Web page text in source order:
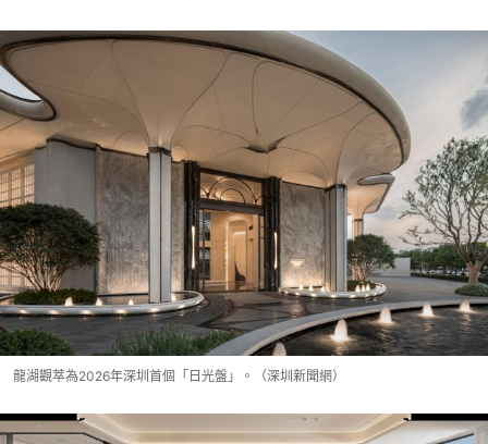
龍湖觀萃為2026年深圳首個「日光盤」。（深圳新聞網）